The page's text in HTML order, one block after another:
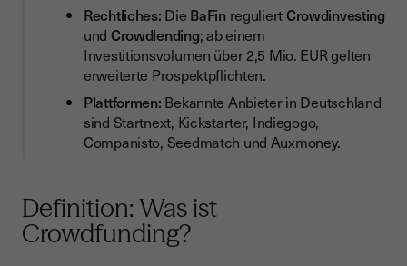
Rechtliches: Die BaFinreguliertCrowdinvesting
und Crowdlending; ab einem
Investitionsvolumen über 2,5 Mio. EUR gelten
erweiterte Prospektpflichten.
Plattformen: Bekannte Anbieter in Deutschland
sind Startnext, Kickstarter, Indiegogo,
Companisto, Seedmatch und Auxmoney.
Definition: Was ist
Crowdfunding?